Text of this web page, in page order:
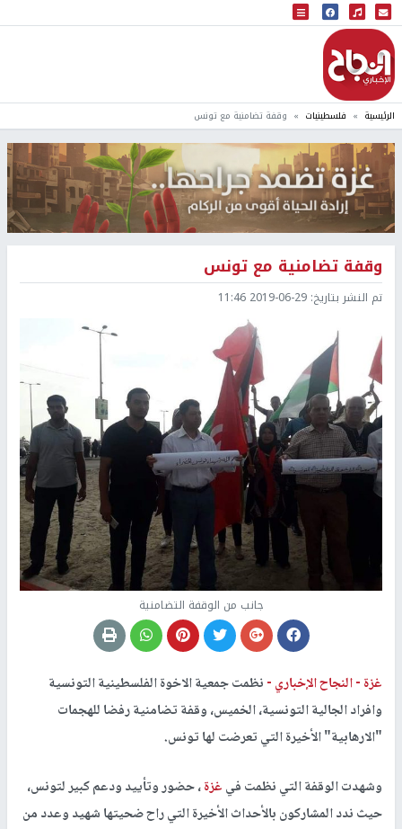
البث المباشر
إذاعة النجاح
الرئيسية فلسطينيات وقفة تضامنية مع تونس
وقفة تضامنية مع تونس
تم النشر بتاريخ: 2019-06-29 11:46
جانب من الوقفة التضامنية
غزة -النجاح الإخباري -نظمت جمعية الاخوة الفلسطينية التونسية
وافراد الجالية التونسية، الخميس، وقفة تضامنية رفضا للهجمات
"الارهابية" الأخيرة التي تعرضت لها تونس.
وشهدت الوقفة التي نظمت فيغزة، حضور وتأييد ودعم كبير لتونس،
حيث ندد المشاركون بالأحداث الأخيرة التي راح ضحيتها شهيد وعدد من